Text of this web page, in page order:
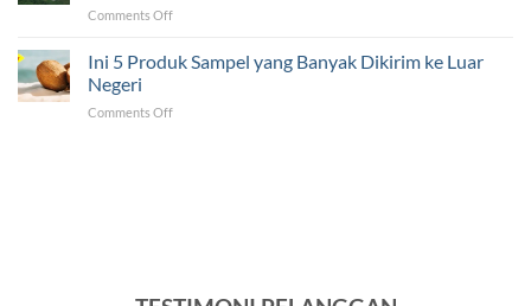
dalam
Barang
Comments Offon
Jasa
Pengiriman
Venezuela
Ini 5 Produk Sampel yang Banyak Dikirim ke Luar
Negeri
Comments Offon